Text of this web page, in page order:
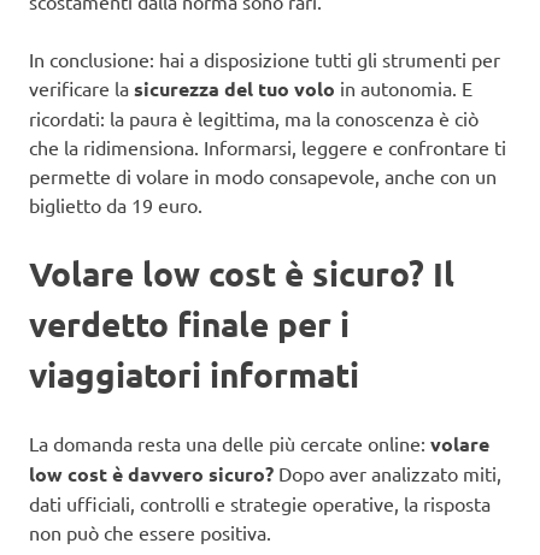
In conclusione: hai a disposizione tutti gli strumenti per
verificare la sicurezza del tuo volo in autonomia. E
ricordati: la paura è legittima, ma la conoscenza è ciò
che la ridimensiona. Informarsi, leggere e confrontare ti
permette di volare in modo consapevole, anche con un
biglietto da 19 euro.
Volare low cost è sicuro? Il
verdetto finale per i
viaggiatori informati
La domanda resta una delle più cercate online: volare
low cost è davvero sicuro? Dopo aver analizzato miti,
dati ufficiali, controlli e strategie operative, la risposta
non può che essere positiva.